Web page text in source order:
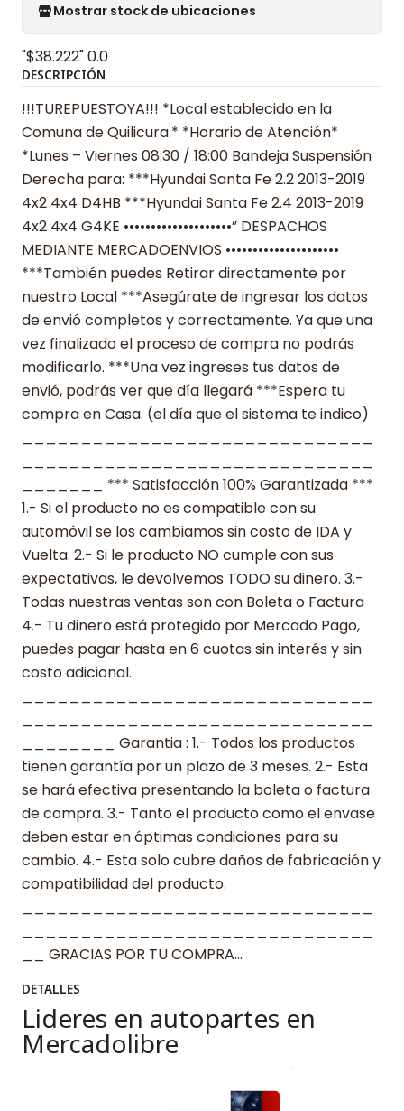
Mostrar stock de ubicaciones
"$38.222"0.0
DESCRIPCIÓN
!!!TUREPUESTOYA!!! *Local establecido en la
Comuna de Quilicura.* *Horario de Atención*
*Lunes – Viernes 08:30 / 18:00 Bandeja Suspensión
Derecha para: ***Hyundai Santa Fe 2.2 2013-2019
4x2 4x4 D4HB ***Hyundai Santa Fe 2.4 2013-2019
4x2 4x4 G4KE ••••••••••••••••••••” DESPACHOS
MEDIANTE MERCADOENVIOS •••••••••••••••••••••
***También puedes Retirar directamente por
nuestro Local ***Asegúrate de ingresar los datos
de envió completos y correctamente. Ya que una
vez finalizado el proceso de compra no podrás
modificarlo. ***Una vez ingreses tus datos de
envió, podrás ver que día llegará ***Espera tu
compra en Casa. (el día que el sistema te indico)
_______ *** Satisfacción 100% Garantizada ***
1.- Si el producto no es compatible con su
automóvil se los cambiamos sin costo de IDA y
Vuelta. 2.- Si le producto NO cumple con sus
expectativas, le devolvemos TODO su dinero. 3.-
Todas nuestras ventas son con Boleta o Factura
4.- Tu dinero está protegido por Mercado Pago,
puedes pagar hasta en 6 cuotas sin interés y sin
costo adicional.
________ Garantia : 1.- Todos los productos
tienen garantía por un plazo de 3 meses. 2.- Esta
se hará efectiva presentando la boleta o factura
de compra. 3.- Tanto el producto como el envase
deben estar en óptimas condiciones para su
cambio. 4.- Esta solo cubre daños de fabricación y
compatibilidad del producto.
__ GRACIAS POR TU COMPRA…
DETALLES
Lideres en autopartes en
Mercadolibre